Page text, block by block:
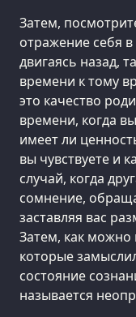
Затем,
отражение себя
двигаясь назад,
времени к тому
это качество
времени, когда
имеет ли
вы чувствуете и
случай, когда
сомнение,
заставляя вас
Затем, как можно
которые
состояние
называется